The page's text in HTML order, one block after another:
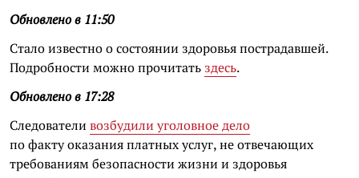
Обновлено в 11:50
Стало известно о состоянии здоровья пострадавшей.
Подробности можно прочитать здесь.
Обновлено в 17:28
Следователи возбудили уголовное дело
по факту оказания платных услуг, не отвечающих
требованиям безопасности жизни и здоровья